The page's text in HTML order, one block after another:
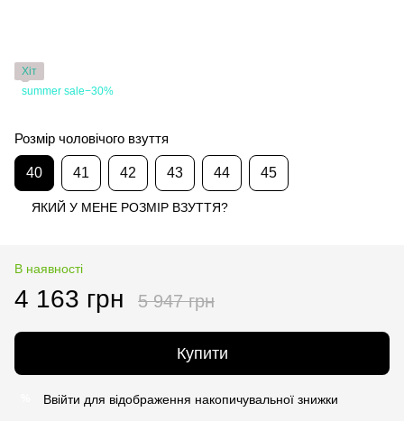
Хіт
summer sale−30%
Розмір чоловічого взуття
40 41 42 43 44 45
ЯКИЙ У МЕНЕ РОЗМІР ВЗУТТЯ?
В наявності
4 163 грн 5 947 грн
Купити
Ввійти для відображення накопичувальної знижки